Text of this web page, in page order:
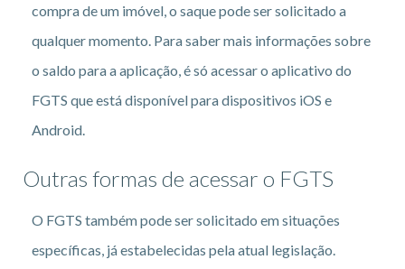
compra de um imóvel, o saque pode ser solicitado a
qualquer momento. Para saber mais informações sobre
o saldo para a aplicação, é só acessar o aplicativo do
FGTS que está disponível para dispositivos iOS e
Android.
Outras formas de acessar o FGTS
O FGTS também pode ser solicitado em situações
específicas, já estabelecidas pela atual legislação.